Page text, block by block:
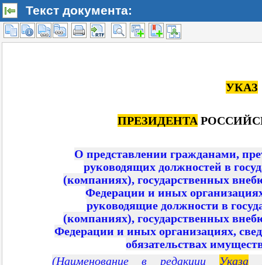
Текст документа: